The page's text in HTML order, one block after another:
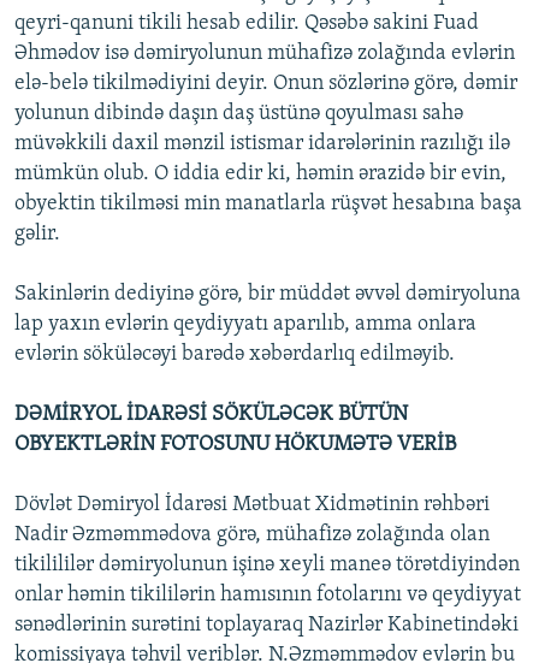
qeyri-qanuni tikili hesab edilir. Qəsəbə sakini Fuad
Əhmədov isə dəmiryolunun mühafizə zolağında evlərin
elə-belə tikilmədiyini deyir. Onun sözlərinə görə, dəmir
yolunun dibində daşın daş üstünə qoyulması sahə
müvəkkili daxil mənzil istismar idarələrinin razılığı ilə
mümkün olub. O iddia edir ki, həmin ərazidə bir evin,
obyektin tikilməsi min manatlarla rüşvət hesabına başa
gəlir.
Sakinlərin dediyinə görə, bir müddət əvvəl dəmiryoluna
lap yaxın evlərin qeydiyyatı aparılıb, amma onlara
evlərin söküləcəyi barədə xəbərdarlıq edilməyib.
DƏMİRYOL İDARƏSİ SÖKÜLƏCƏK BÜTÜN
OBYEKTLƏRİN FOTOSUNU HÖKUMƏTƏ VERİB
Dövlət Dəmiryol İdarəsi Mətbuat Xidmətinin rəhbəri
Nadir Əzməmmədova görə, mühafizə zolağında olan
tikilililər dəmiryolunun işinə xeyli maneə törətdiyindən
onlar həmin tikililərin hamısının fotolarını və qeydiyyat
sənədlərinin surətini toplayaraq Nazirlər Kabinetindəki
komissiyaya təhvil veriblər. N.Əzməmmədov evlərin bu